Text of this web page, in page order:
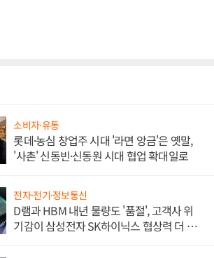
소비자·유통
롯데·농심 창업주 시대 '라면 앙금'은 옛말,
'사촌' 신동빈·신동원 시대 협업 확대일로
전자·전기·정보통신
D램과 HBM 내년 물량도 '품절', 고객사 위
기감이 삼성전자 SK하이닉스 협상력 더 키